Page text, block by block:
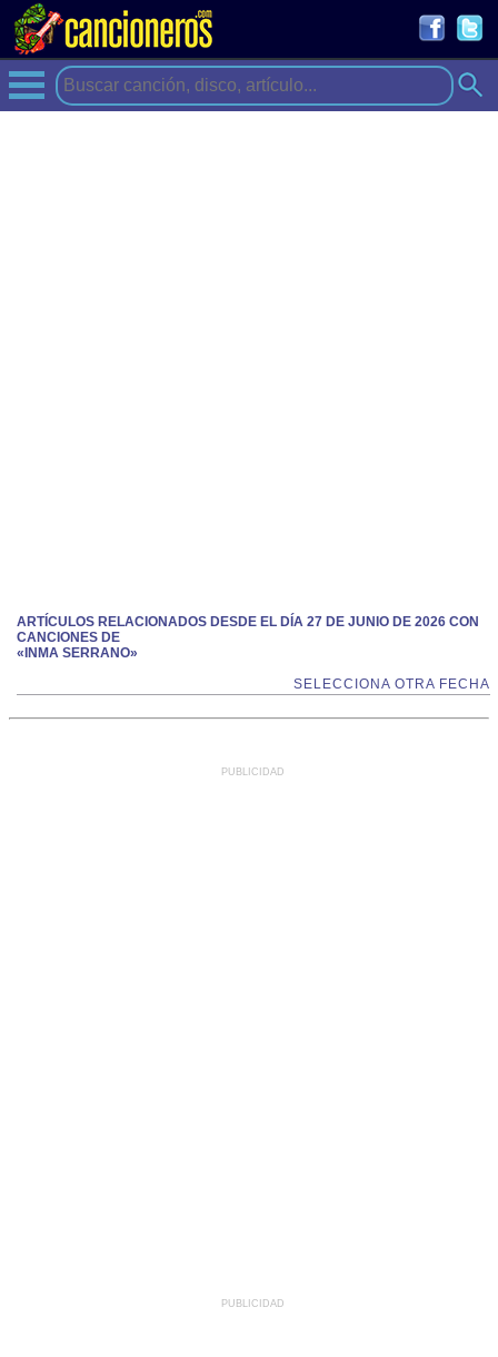
ARTÍCULOS RELACIONADOS DESDE EL DÍA 27 DE JUNIO DE 2026 CON
CANCIONES DE
«INMA SERRANO»
SELECCIONA OTRA FECHA
PUBLICIDAD
PUBLICIDAD